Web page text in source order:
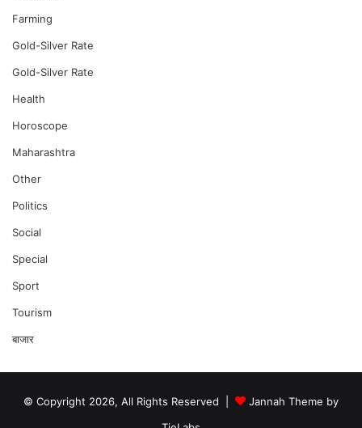
Farming
Gold-Silver Rate
Gold-Silver Rate
Health
Horoscope
Maharashtra
Other
Politics
Social
Special
Sport
Tourism
बाजार
© Copyright 2026, All Rights Reserved |
Jannah Theme by